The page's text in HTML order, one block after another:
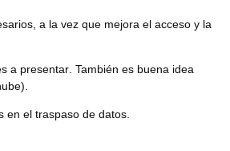
a la vez que mejora el acceso y la
a presentar . También es buena idea
en el traspaso de datos.